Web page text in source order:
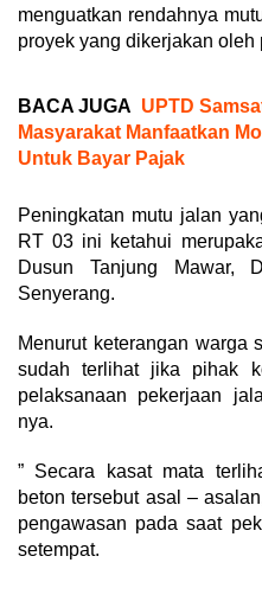
menguatkan rendahnya
proyek yang dikerjakan oleh
BACA JUGA UPTD
Masyarakat Manfaatkan
Untuk Bayar Pajak
Peningkatan mutu jalan
RT 03 ini ketahui
Dusun Tanjung Mawar,
Senyerang.
Menurut keterangan warga
sudah terlihat jika pihak
pelaksanaan pekerjaan
nya.
” Secara kasat mata
beton tersebut asal –
pengawasan pada saat
setempat.